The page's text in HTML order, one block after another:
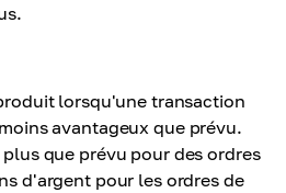
lorsqu'une transaction
avantageux que prévu.
que prévu pour des ordres
d'argent pour les ordres de